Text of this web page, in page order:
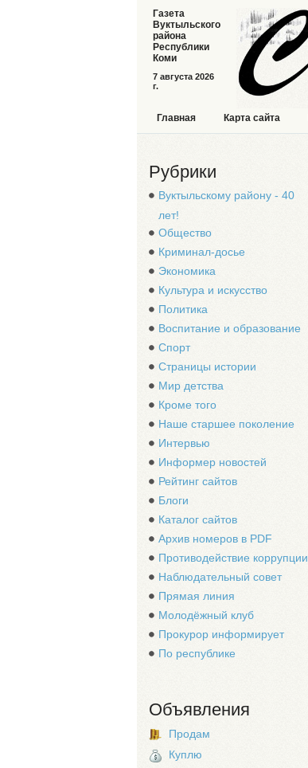
7 августа 2026
г.
Газета
Вуктыльского
района
Республики
Коми
Главная Карта сайта
Рубрики
Вуктыльскому району - 40
лет!
Общество
Криминал-досье
Экономика
Культура и искусство
Политика
Воспитание и образование
Спорт
Страницы истории
Мир детства
Кроме того
Наше старшее поколение
Интервью
Информер новостей
Рейтинг сайтов
Блоги
Каталог сайтов
Архив номеров в PDF
Противодействие коррупции
Наблюдательный совет
Прямая линия
Молодёжный клуб
Прокурор информирует
По республике
Объявления
Продам
Куплю